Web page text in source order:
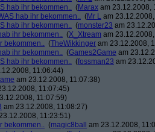
hab ihr bekommen.. (Marax am 23.12.2008,
hab ihr bekommen.. (Mr L am
hab ihr bekommen.. (monster23 am
ihr bekommen.. (X_Xtream am
bekommen.. (TheWikkinger am 23.12.2008,
ihr bekommen.. (Games2Game am
hab ihr bekommen.. (fossman23 am
11:06:44)
am 23.12.2008, 11:07:38)
11:07:45)
11:07:59)
am 23.12.2008, 11:08:27)
11:23:51)
bekommen.. (magic8ball
am 23.12.2008,